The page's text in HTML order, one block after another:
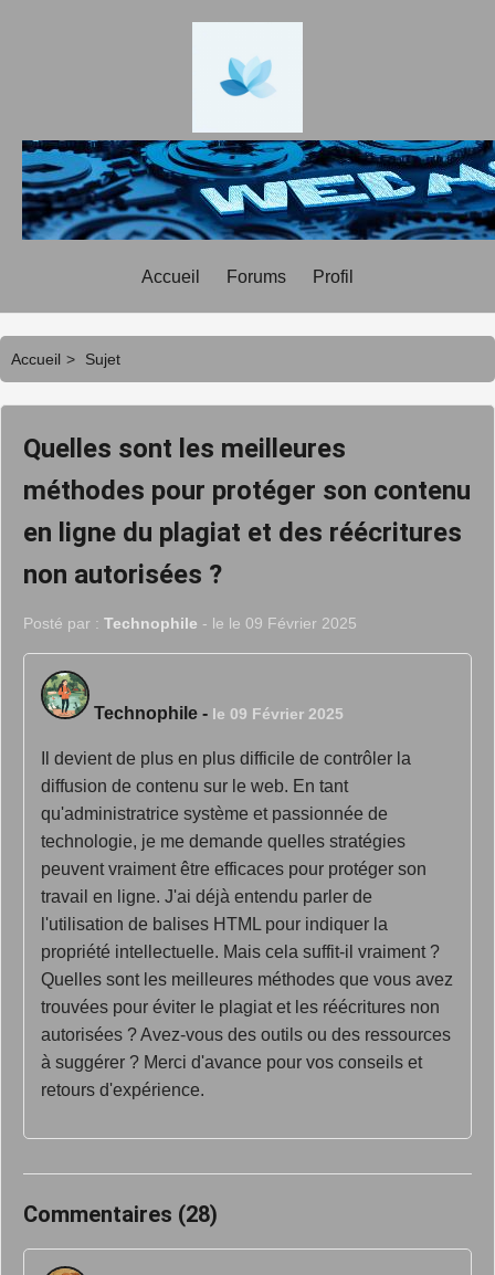
Accueil Forums Profil
Accueil > Sujet
Quelles sont les meilleures
méthodes pour protéger son contenu
en ligne du plagiat et des réécritures
non autorisées ?
Posté par : Technophile - le le 09 Février 2025
Technophile - le 09 Février 2025
Il devient de plus en plus difficile de contrôler la
diffusion de contenu sur le web. En tant
qu'administratrice système et passionnée de
technologie, je me demande quelles stratégies
peuvent vraiment être efficaces pour protéger son
travail en ligne. J'ai déjà entendu parler de
l'utilisation de balises HTML pour indiquer la
propriété intellectuelle. Mais cela suffit-il vraiment ?
Quelles sont les meilleures méthodes que vous avez
trouvées pour éviter le plagiat et les réécritures non
autorisées ? Avez-vous des outils ou des ressources
à suggérer ? Merci d'avance pour vos conseils et
retours d'expérience.
Commentaires (28)